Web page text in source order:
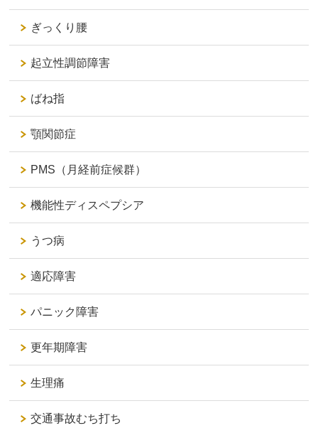
ぎっくり腰
起立性調節障害
ばね指
顎関節症
PMS（月経前症候群）
機能性ディスペプシア
うつ病
適応障害
パニック障害
更年期障害
生理痛
交通事故むち打ち